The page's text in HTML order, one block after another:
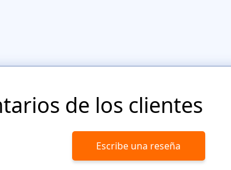
de los clientes
Escribe una reseña